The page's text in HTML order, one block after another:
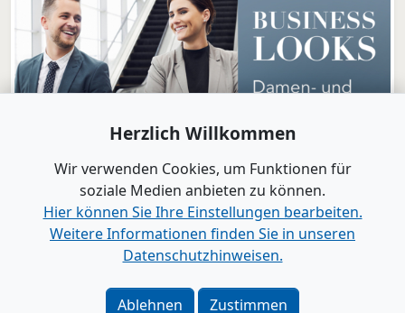
www.B2B-Wirtschaft.de
Impressum|Datenschutz|Barrierefreiheit
Herzlich Willkommen
Wir verwenden Cookies, um Funktionen für
soziale Medien anbieten zu können.
Hier können Sie Ihre Einstellungen bearbeiten.
Weitere Informationen finden Sie in unseren
Datenschutzhinweisen.
Ablehnen Zustimmen